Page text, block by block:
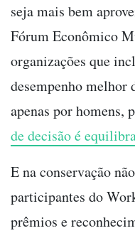
seja mais bem
Fórum Econômico
organizações que
desempenho melhor
apenas por homens,
de decisão é
E na conservação
participantes do
prêmios e